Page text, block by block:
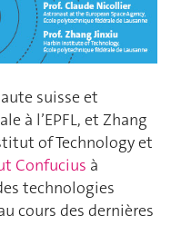
suisse et
à l’EPFL, et Zhang
of Technology et
Confucius à
technologies
cours des dernières